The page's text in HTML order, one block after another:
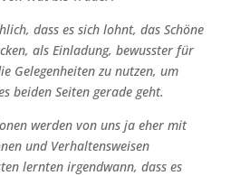
dass es sich lohnt, das Schöne
als Einladung, bewusster für
Gelegenheiten zu nutzen, um
beiden Seiten gerade geht.
werden von uns ja eher mit
und Verhaltensweisen
lernten irgendwann, dass es